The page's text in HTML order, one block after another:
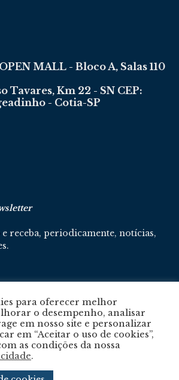
MALL - Bloco A, Salas 110
Tavares, Km 22 - SN CEP:
- Cotia-SP
e receba, periodicamente, notícias,
Política De Privacidade
para oferecer melhor
o desempenho, analisar
em nosso site e personalizar
em “Aceitar o uso de cookies”,
as condições da nossa
.